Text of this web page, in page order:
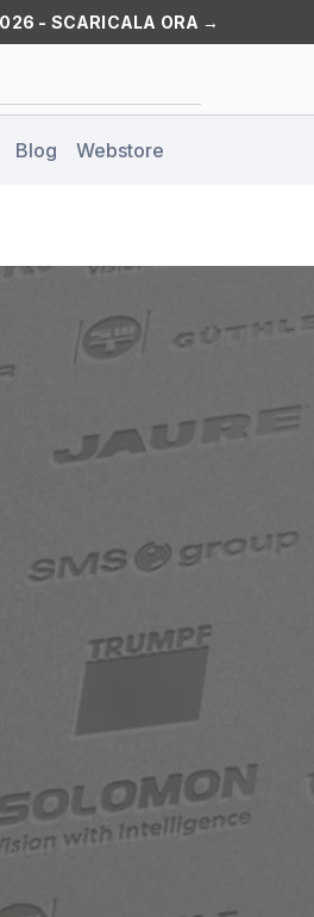
- SCARICALA ORA →
Blog Webstore